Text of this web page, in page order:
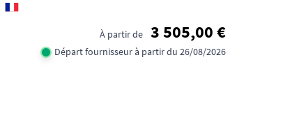
À partir de 3 505,00 €
Départ fournisseur à partir du 26/08/2026